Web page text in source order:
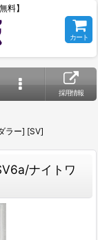
料】
カート
採用情報
ラー] [SV]
ナイトワ